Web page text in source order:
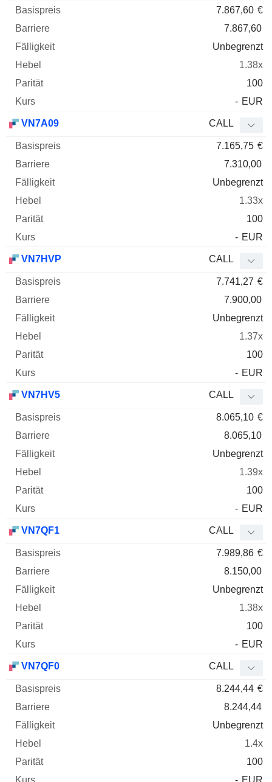
7.867,60 €
7.867,60
Unbegrenzt
1.38x
100
- EUR
VN7A09 CALL
7.165,75 €
7.310,00
Unbegrenzt
1.33x
100
- EUR
VN7HVP CALL
7.741,27 €
7.900,00
Unbegrenzt
1.37x
100
- EUR
VN7HV5 CALL
8.065,10 €
8.065,10
Unbegrenzt
1.39x
100
- EUR
VN7QF1 CALL
7.989,86 €
8.150,00
Unbegrenzt
1.38x
100
- EUR
VN7QF0 CALL
8.244,44 €
8.244,44
Unbegrenzt
1.4x
100